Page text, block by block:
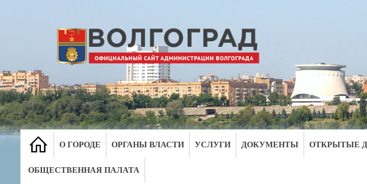
О ГОРОДЕ ОРГАНЫ ВЛАСТИ УСЛУГИ ДОКУМЕНТЫ ОТКРЫТЫЕ
ОБЩЕСТВЕННАЯ ПАЛАТА